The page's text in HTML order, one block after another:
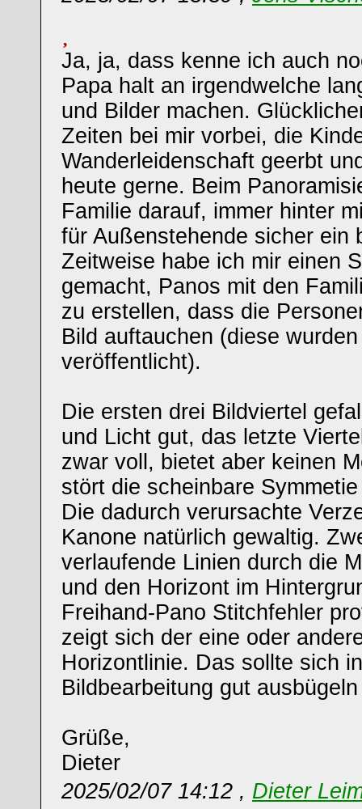
Ja, ja, dass kenne ich auch
Papa halt an irgendwelche
und Bilder machen.
Zeiten bei mir vorbei, die
Wanderleidenschaft geerbt
heute gerne. Beim
Familie darauf, immer hinter
für Außenstehende sicher ein
Zeitweise habe ich mir einen
gemacht, Panos mit den
zu erstellen, dass die
Bild auftauchen (diese
veröffentlicht).
Die ersten drei Bildviertel
und Licht gut, das letzte
zwar voll, bietet aber keinen
stört die scheinbare
Die dadurch verursachte
Kanone natürlich gewaltig.
verlaufende Linien durch die
und den Horizont im
Freihand-Pano Stitchfehler
zeigt sich der eine oder
Horizontlinie. Das sollte sich
Bildbearbeitung gut
Grüße,
Dieter
2025/02/07 14:12 , Dieter